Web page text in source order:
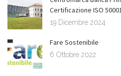
Certificazione ISO
19 Dicembre 2024
Fare Sostenibile
6 Ottobre 2022